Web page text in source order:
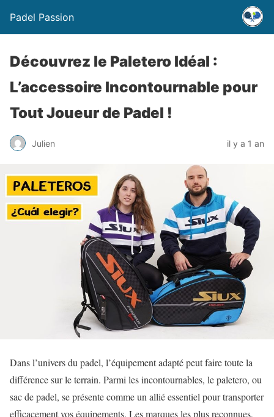
Padel Passion
Découvrez le Paletero Idéal :
L’accessoire Incontournable pour
Tout Joueur de Padel !
Julien il y a 1 an
Dans l’univers du padel, l’équipement adapté peut faire toute la
différence sur le terrain. Parmi les incontournables, le paletero, ou
sac de padel, se présente comme un allié essentiel pour transporter
efficacement vos équipements. Les marques les plus reconnues,